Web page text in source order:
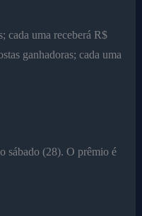
cada uma receberá R$
ganhadoras; cada uma
sábado (28). O prêmio é